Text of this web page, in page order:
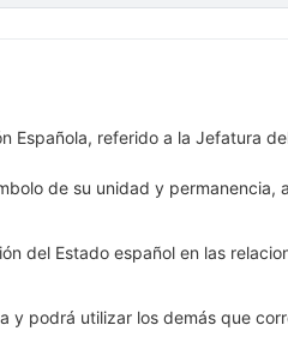
Española, referido a la Jefatura
de su unidad y
del Estado español en las
y podrá utilizar los demás que